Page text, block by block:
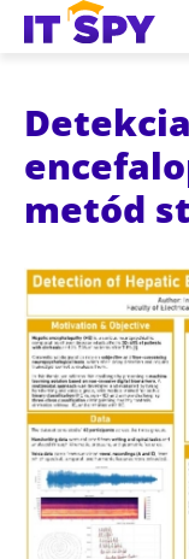
metód